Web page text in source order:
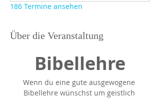
186 Termine ansehen
Über die Veranstaltung
Bibellehre
Wenn du eine gute ausgewogene
Bibellehre wünschst um geistlich